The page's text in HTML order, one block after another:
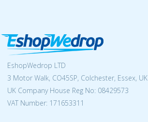
EshopWedrop LTD
3 Motor Walk, CO45SP, Colchester, Essex, UK
UK Company House Reg No: 08429573
VAT Number: 171653311